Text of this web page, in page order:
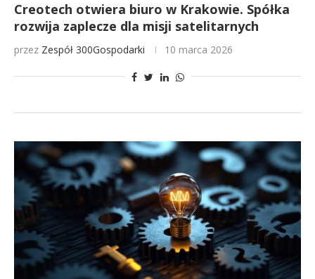
Creotech otwiera biuro w Krakowie. Spółka
rozwija zaplecze dla misji satelitarnych
przez Zespół 300Gospodarki 10 marca 2026